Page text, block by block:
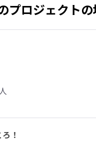
プロジェクト
！